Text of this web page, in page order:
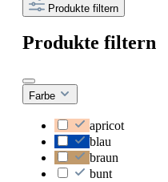
Produkte filtern
Produkte filtern
Farbe
apricot
blau
braun
bunt